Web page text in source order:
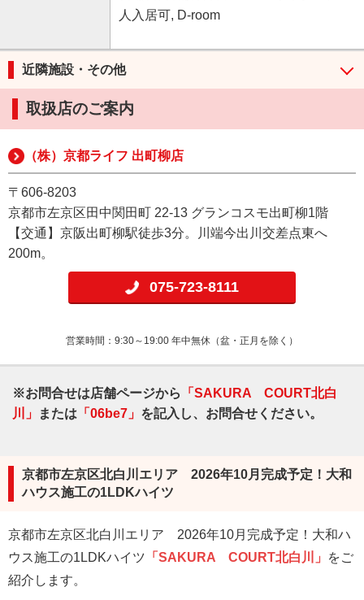
人入居可, D-room
近隣施設・その他
取扱店のご案内
（株）京都ライフ 出町柳店
〒606-8203
京都市左京区田中関田町 22-13 グランコスモ出町柳1階
【交通】京阪出町柳駅徒歩3分。川端今出川交差点東へ
200m。
075-723-8111
営業時間：9:30～19:00 年中無休（盆・正月を除く）
※お問合せは店舗ページから
「SAKURA COURT北白
川」
または 「06be7」 を記入し、お問合せください。
京都市左京区北白川エリア 2026年10月完成予定！大和
ハウス施工の1LDKハイツ
京都市左京区北白川エリア 2026年10月完成予定！大和ハ
ウス施工の1LDKハイツ 「SAKURA COURT北白川」
をご
紹介します。